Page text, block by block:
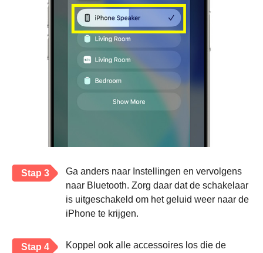
Stap 3
Ga anders naar Instellingen en vervolgens
naar Bluetooth. Zorg daar dat de schakelaar
is uitgeschakeld om het geluid weer naar de
iPhone te krijgen.
Stap 4
Koppel ook alle accessoires los die de